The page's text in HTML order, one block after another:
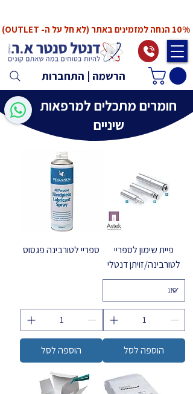
הרשמה | התחברות
10% הנחה למזמינים באתר (לא חל על ה- OUTLET)
חומרים מתכלים למרפאות
שיניים
פיית שימון לספריי
לטורבינה/זויתן דנטלי
הוספה לסל
ספריי לטורבינה פגסוס
הוספה לסל